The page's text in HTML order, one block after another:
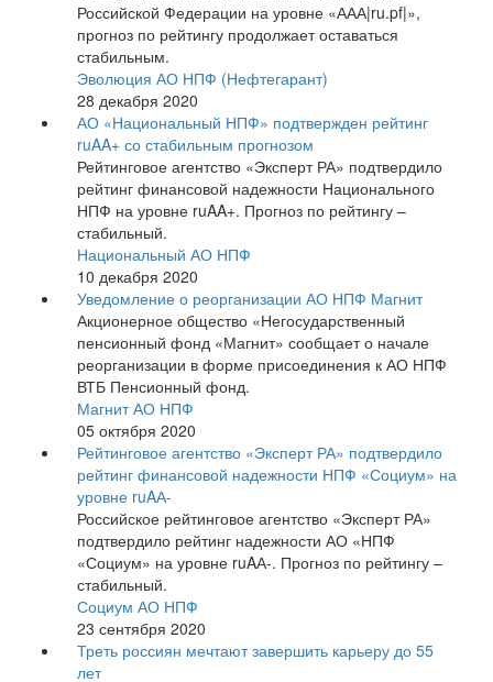
Российской Федерации на уровне «ААА|ru.pf|»,
прогноз по рейтингу продолжает оставаться
стабильным.
Эволюция АО НПФ (Нефтегарант)
28 декабря 2020
АО «Национальный НПФ» подтвержден рейтинг
ruAA+ со стабильным прогнозом
Рейтинговое агентство «Эксперт РА» подтвердило
рейтинг финансовой надежности Национального
НПФ на уровне ruAA+. Прогноз по рейтингу –
стабильный.
Национальный АО НПФ
10 декабря 2020
Уведомление о реорганизации АО НПФ Магнит
Акционерное общество «Негосударственный
пенсионный фонд «Магнит» сообщает о начале
реорганизации в форме присоединения к АО НПФ
ВТБ Пенсионный фонд.
Магнит АО НПФ
05 октября 2020
Рейтинговое агентство «Эксперт РА» подтвердило
рейтинг финансовой надежности НПФ «Социум» на
уровне ruAА-
Российское рейтинговое агентство «Эксперт РА»
подтвердило рейтинг надежности АО «НПФ
«Социум» на уровне ruAА-. Прогноз по рейтингу –
стабильный.
Социум АО НПФ
23 сентября 2020
Треть россиян мечтают завершить карьеру до 55
лет